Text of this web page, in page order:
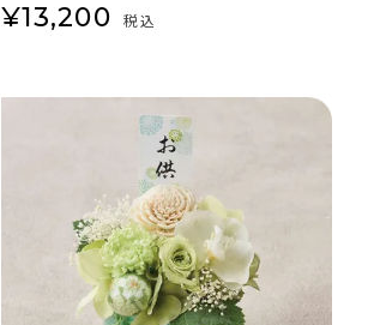
¥13,200 税込